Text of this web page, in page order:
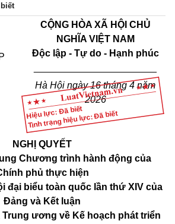
Hiệu lực: Đã biết
Tình trạng hiệu lực: Đã biết
CỘNG HÒA XÃ HỘI CHỦ
NGHĨA VIỆT NAM
Độc lập - Tự do - Hạnh phúc
Hà Hội ngày 16 tháng 4 năm
2026
NGHỊ QUYẾT
Chương trình hành động của
phủ thực hiện
đại biểu toàn quốc lần thứ XIV của
Đảng và Kết luận
Trung ương về Kế hoạch phát triển